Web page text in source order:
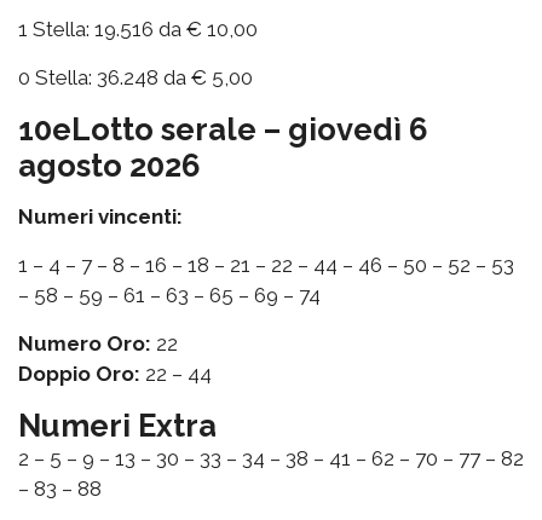
1 Stella: 19.516 da € 10,00
0 Stella: 36.248 da € 5,00
10eLotto serale – giovedì 6
agosto 2026
Numeri vincenti:
1 – 4 – 7 – 8 – 16 – 18 – 21 – 22 – 44 – 46 – 50 – 52 – 53
– 58 – 59 – 61 – 63 – 65 – 69 – 74
Numero Oro: 22
Doppio Oro: 22 – 44
Numeri Extra
2 – 5 – 9 – 13 – 30 – 33 – 34 – 38 – 41 – 62 – 70 – 77 – 82
– 83 – 88